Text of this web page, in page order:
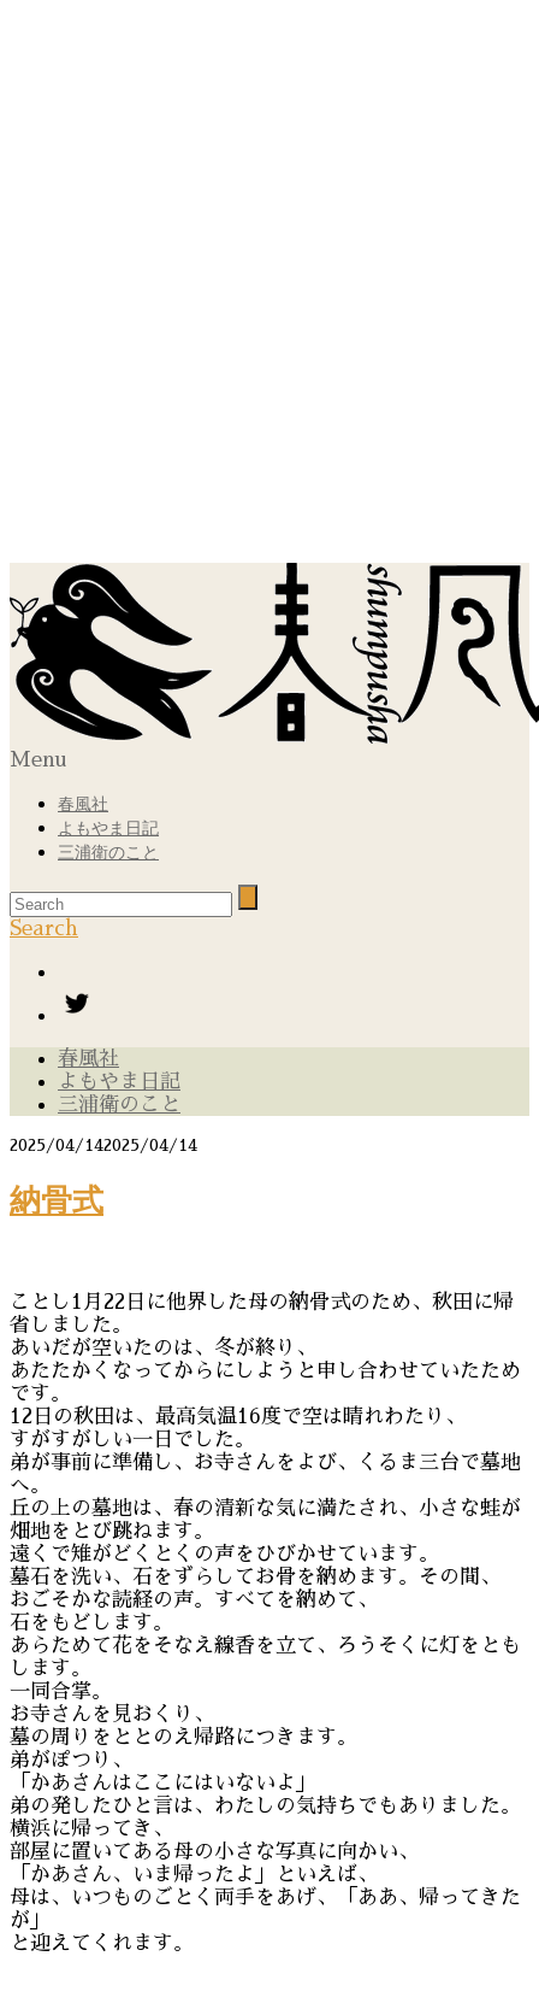
Menu
春風社
よもやま日記
三浦衛のこと
Search
春風社
よもやま日記
三浦衛のこと
2025/04/142025/04/14
納骨式
ことし1月22日に他界した母の納骨式のため、秋田に帰
省しました。
あいだが空いたのは、冬が終り、
あたたかくなってからにしようと申し合わせていたため
です。
12日の秋田は、最高気温16度で空は晴れわたり、
すがすがしい一日でした。
弟が事前に準備し、お寺さんをよび、くるま三台で墓地
へ。
丘の上の墓地は、春の清新な気に満たされ、小さな蛙が
畑地をとび跳ねます。
遠くで雉がどくとくの声をひびかせています。
墓石を洗い、石をずらしてお骨を納めます。その間、
おごそかな読経の声。すべてを納めて、
石をもどします。
あらためて花をそなえ線香を立て、ろうそくに灯をとも
します。
一同合掌。
お寺さんを見おくり、
墓の周りをととのえ帰路につきます。
弟がぽつり、
「かあさんはここにはいないよ」
弟の発したひと言は、わたしの気持ちでもありました。
横浜に帰ってき、
部屋に置いてある母の小さな写真に向かい、
「かあさん、いま帰ったよ」といえば、
母は、いつものごとく両手をあげ、「ああ、帰ってきた
が」
と迎えてくれます。